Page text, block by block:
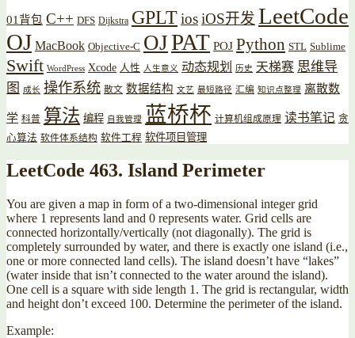
01背包 C++ DFS Dijkstra GPLTiosiOS开发 LeetCode
OJ MacBook Objective-C OJPAT POJ Python STL Sublime
Swift WordPress Xcode 人性 人生意义 动态规划 历史 天梯赛 思维导
图
成长 操作系统 散文 数据结构 文艺 最短路径 汇编 知识点整理 离散数
学 科普 算法 编程 自我管理 蓝桥杯 计算机组成原理 读书笔记 贪
心算法 软件体系结构 软件工程 软件项目管理
LeetCode 463. Island Perimeter
You are given a map in form of a two-dimensional integer grid
where 1 represents land and 0 represents water. Grid cells are
connected horizontally/vertically (not diagonally). The grid is
completely surrounded by water, and there is exactly one island (i.e.,
one or more connected land cells). The island doesn’t have “lakes”
(water inside that isn’t connected to the water around the island).
One cell is a square with side length 1. The grid is rectangular, width
and height don’t exceed 100. Determine the perimeter of the island.
Example: